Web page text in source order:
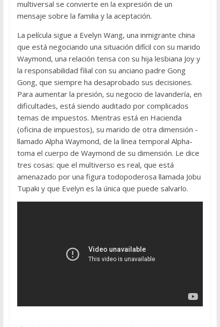
multiversal se convierte en la expresión de un
mensaje sobre la familia y la aceptación.
La película sigue a Evelyn Wang, una inmigrante china
que está negociando una situación difícil con su marido
Waymond, una relación tensa con su hija lesbiana Joy y
la responsabilidad filial con su anciano padre Gong
Gong, que siempre ha desaprobado sus decisiones.
Para aumentar la presión, su negocio de lavandería, en
dificultades, está siendo auditado por complicados
temas de impuestos. Mientras está en Hacienda
(oficina de impuestos), su marido de otra dimensión -
llamado Alpha Waymond, de la línea temporal Alpha-
toma el cuerpo de Waymond de su dimensión. Le dice
tres cosas: que el multiverso es real, que está
amenazado por una figura todopoderosa llamada Jobu
Tupaki y que Evelyn es la única que puede salvarlo.